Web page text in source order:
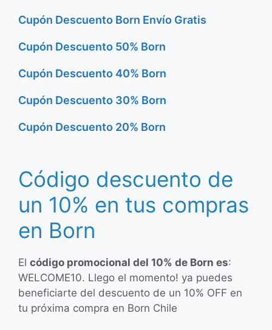
Cupón Descuento Born Envío Gratis
Cupón Descuento 50% Born
Cupón Descuento 40% Born
Cupón Descuento 30% Born
Cupón Descuento 20% Born
Código descuento de
un 10% en tus compras
en Born
El código promocional del 10% de Born es:
WELCOME10. Llego el momento! ya puedes
beneficiarte del descuento de un 10% OFF en
tu próxima compra en Born Chile